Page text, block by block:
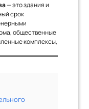
— это здания и
срок
общественные
комплексы,